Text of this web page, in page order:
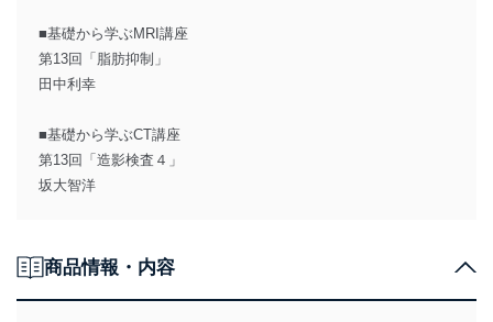
■基礎から学ぶMRI講座
第13回「脂肪抑制」
田中利幸
■基礎から学ぶCT講座
第13回「造影検査４」
坂大智洋
商品情報・内容